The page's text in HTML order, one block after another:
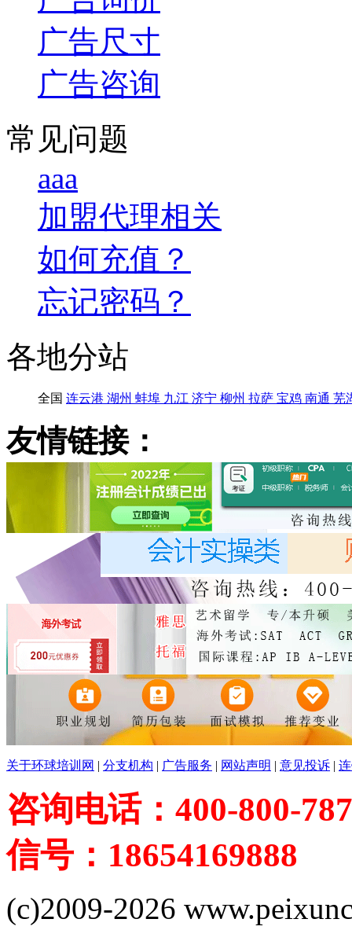
广告尺寸
广告咨询
常见问题
aaa
加盟代理相关
如何充值？
忘记密码？
各地分站
全国 连云港 湖州 蚌埠 九江 济宁 柳州 拉萨 宝鸡 南通 芜
友情链接：
关于环球培训网 | 分支机构 | 广告服务 | 网站声明 | 意见投诉 |
咨询电话：400-800-
信号：18654169888
(c)2009-2026